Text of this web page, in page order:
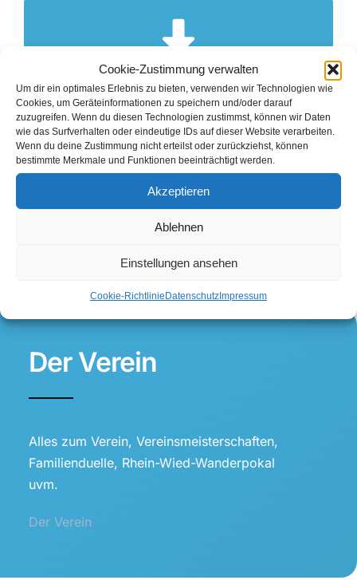
Cookie-Zustimmung verwalten
Um dir ein optimales Erlebnis zu bieten, verwenden wir Technologien wie
Cookies, um Geräteinformationen zu speichern und/oder darauf
zuzugreifen. Wenn du diesen Technologien zustimmst, können wir Daten
wie das Surfverhalten oder eindeutige IDs auf dieser Website verarbeiten.
Wenn du deine Zustimmung nicht erteilst oder zurückziehst, können
bestimmte Merkmale und Funktionen beeinträchtigt werden.
Akzeptieren
Ablehnen
Einstellungen ansehen
Cookie-Richtlinie Datenschutz Impressum
Anfahrt
Zum Download
Anfahrt
Hier können Sie die Anfahrtsbeschreibung
Der Verein
Alles zum Verein, Vereinsmeisterschaften,
Familienduelle, Rhein-Wied-Wanderpokal
uvm.
Der Verein